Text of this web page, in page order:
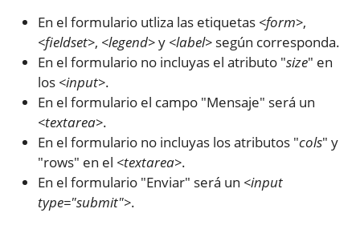
En el formulario utliza las etiquetas <form>,
<fieldset>, <legend>y <label> según corresponda.
En el formulario no incluyas el atributo "size" en
los <input>.
En el formulario el campo "Mensaje" será un
<textarea>.
En el formulario no incluyas los atributos "cols" y
"rows" en el <textarea>.
En el formulario "Enviar" será un <input
type="submit">.